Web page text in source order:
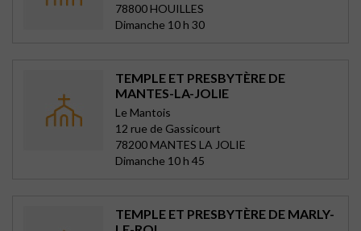
78800 HOUILLES
Dimanche 10 h 30
TEMPLE ET PRESBYTÈRE DE
MANTES-LA-JOLIE
Le Mantois
12 rue de Gassicourt
78200 MANTES LA JOLIE
Dimanche 10 h 45
TEMPLE ET PRESBYTÈRE DE MARLY-